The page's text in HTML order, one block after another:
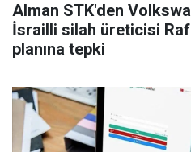
Alman STK'den
İsrailli silah üreticisi
planına tepki